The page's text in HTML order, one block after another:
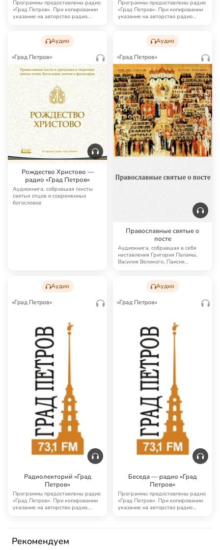
Программы предоставлены радио
«Град Петров». При копировании
указание на авторство радио
Программы предоставлены радио
«Град Петров». При копировании
указание на авторство радио
Аудио
«Град Петров»
Рождество Христово —
радио «Град Петров»
Аудиокнига, собравшая тексты
святых отцов и современных
богословов
Аудио
«Град Петров»
Православные святые о
посте
Аудиокнига, собравшая в себя
наставления Григория Паламы,
Василия Великого, Паисия
Аудио
«Град Петров»
Радиолекторий «Град
Петров»
Программы предоставлены радио
«Град Петров». При копировании
указание на авторство радио
Аудио
«Град Петров»
Беседа — радио «Град
Петров»
Программы предоставлены радио
«Град Петров». При копировании
указание на авторство радио
Рекомендуем